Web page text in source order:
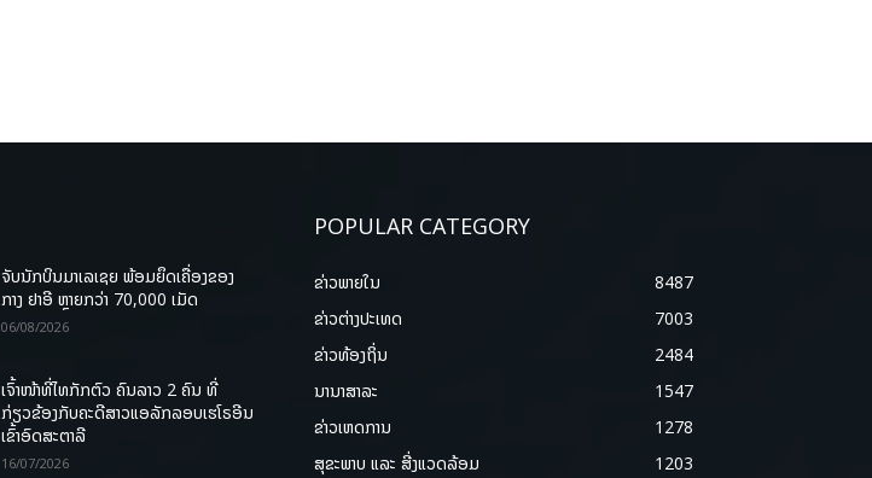
ຈັບນັກບິນມາເລເຊຍ ພ້ອມຍຶດເຄື່ອງຂອງ
ກາງ ຢາອີ ຫຼາຍກວ່າ 70,000 ເມັດ
06/08/2026
ເຈົ້າໜ້າທີ່ໄທກັກຕົວ ຄົນລາວ 2 ຄົນ ທີ່
ກ່ຽວຂ້ອງກັບຄະດີສາວແອລັກລອບເຮໂຣອີນ
ເຂົ້າອົດສະຕາລີ
16/07/2026
POPULAR CATEGORY
ຂ່າວພາຍ​ໃນ
8487
ຂ່າວຕ່າງປະເທດ
7003
ຂ່າວທ້ອງຖິ່ນ
2484
ນານາສາລະ
1547
ຂ່າວເຫດການ
1278
ສຸຂະພາບ ແລະ ສີ່ງແວດລ້ອມ
1203